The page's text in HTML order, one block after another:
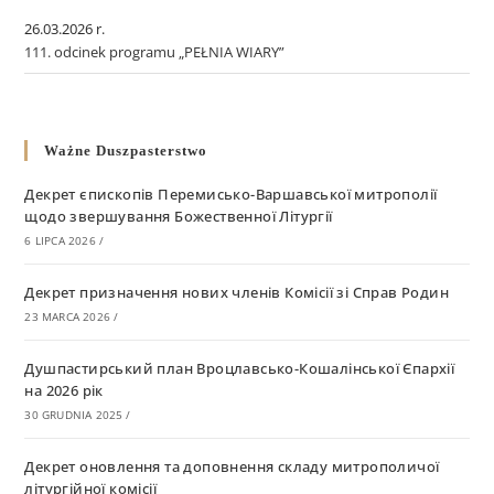
26.03.2026 r.
111. odcinek programu „PEŁNIA WIARY”
Ważne Duszpasterstwo
Декрет єпископів Перемисько-Варшавської митрополії
щодо звершування Божественної Літургії
6 LIPCA 2026 /
Декрет призначення нових членів Комісії зі Справ Родин
23 MARCA 2026 /
Душпастирський план Вроцлавсько-Кошалінської Єпархії
на 2026 рік
30 GRUDNIA 2025 /
Декрет оновлення та доповнення складу митрополичої
літургійної комісії